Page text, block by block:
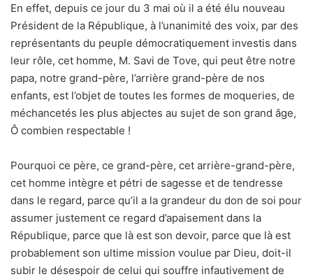
En effet, depuis ce jour du 3 mai où il a été élu nouveau
Président de la République, à l’unanimité des voix, par des
représentants du peuple démocratiquement investis dans
leur rôle, cet homme, M. Savi de Tove, qui peut être notre
papa, notre grand-père, l’arrière grand-père de nos
enfants, est l’objet de toutes les formes de moqueries, de
méchancetés les plus abjectes au sujet de son grand âge,
Ô combien respectable !
Pourquoi ce père, ce grand-père, cet arrière-grand-père,
cet homme intègre et pétri de sagesse et de tendresse
dans le regard, parce qu’il a la grandeur du don de soi pour
assumer justement ce regard d’apaisement dans la
République, parce que là est son devoir, parce que là est
probablement son ultime mission voulue par Dieu, doit-il
subir le désespoir de celui qui souffre infautivement de